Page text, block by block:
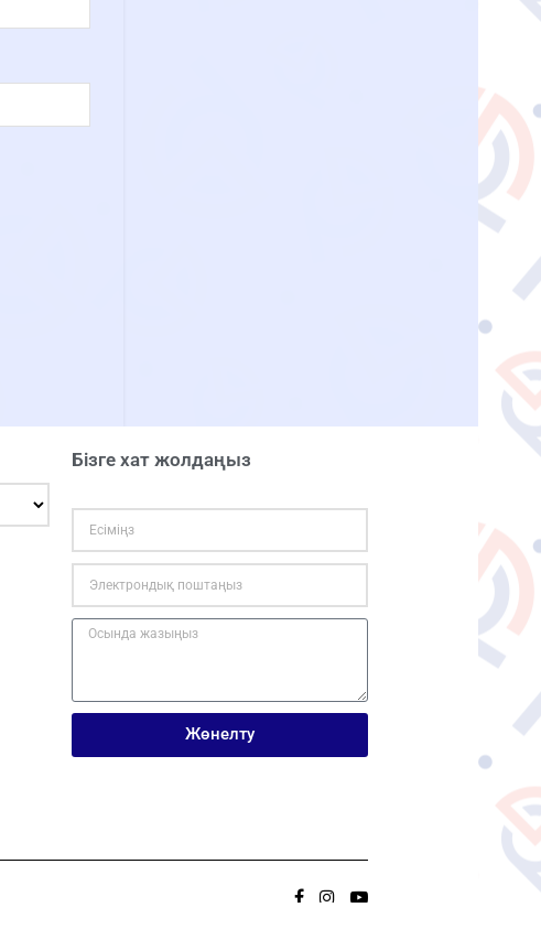
Бізге хат жолдаңыз
Жөнелту